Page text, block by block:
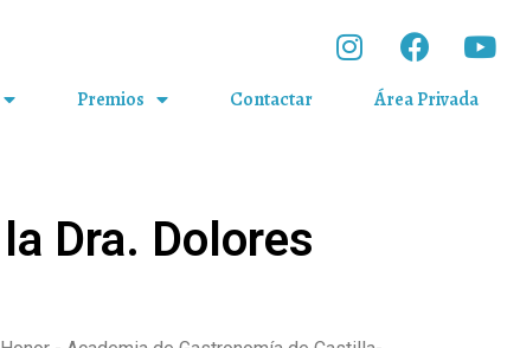
Premios Contactar Área Privada
Dra. Dolores